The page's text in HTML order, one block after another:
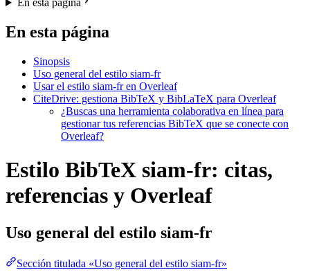
En esta página
En esta página
Sinopsis
Uso general del estilo siam-fr
Usar el estilo siam-fr en Overleaf
CiteDrive: gestiona BibTeX y BibLaTeX para Overleaf
¿Buscas una herramienta colaborativa en línea para
gestionar tus referencias BibTeX que se conecte con
Overleaf?
Estilo BibTeX siam-fr: citas,
referencias y Overleaf
Uso general del estilo siam-fr
Sección titulada «Uso general del estilo siam-fr»